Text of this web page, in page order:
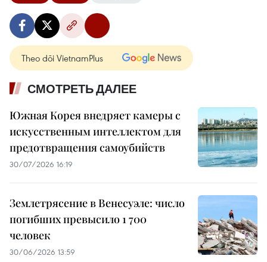
Theo dõi VietnamPlus
СМОТРЕТЬ ДАЛЕЕ
Южная Корея внедряет камеры с
искусственным интеллектом для
предотвращения самоубийств
30/07/2026 16:19
Землетрясение в Венесуэле: число
погибших превысило 1 700
человек
30/06/2026 13:59